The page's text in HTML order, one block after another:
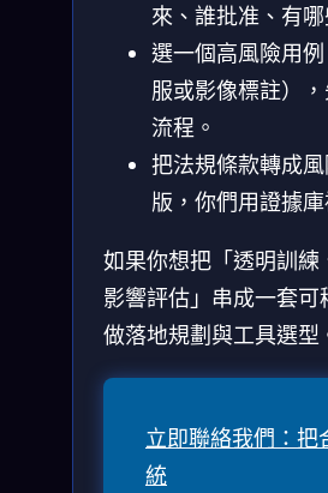
來、誰批准、有
選一個高風險用
服或影像標註）
流程。
把法規條款轉成
版，你們用證據
如果你想把「透明訓
影響評估」串成一套
做落地規劃與工具選型
立即聯絡我們：把
統